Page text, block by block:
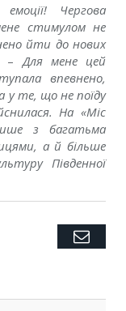
Чергова
стимулом не
йти до нових
– Для мене цей
впевнено,
у те, що не поїду
На «Міс
з багатьма
а й більше
Південної
Twitter
Facebook
Google+
Pinterest
LinkedIn
Tumblr